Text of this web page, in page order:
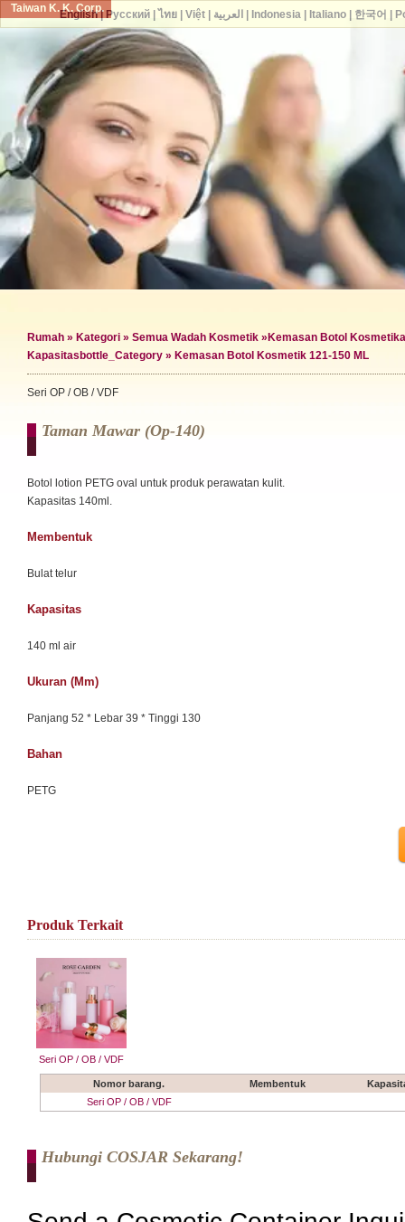
Taiwan K. K. Corp.
Rumah » Kategori » Semua Wadah Kosmetik » Kemasan Botol Kosmetik
Kapasitas bottle_Category » Kemasan Botol Kosmetik 121-150 ML
Seri OP / OB / VDF
Taman Mawar (op-140)
Botol lotion PETG oval untuk produk perawatan kulit.
Kapasitas 140ml.
Membentuk
Bulat telur
Kapasitas
140 ml air
Ukuran (mm)
Panjang 52 * Lebar 39 * Tinggi 130
Bahan
PETG
Produk Terkait
Seri OP / OB / VDF
Nomor barang. Membentuk
Seri OP / OB / VDF
Hubungi COSJAR Sekarang!
English| Русский| ไทย| Việt| العربية Indonesia| Italiano| 한국어